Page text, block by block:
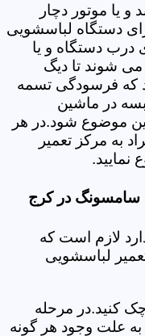
یا موتور دچار
دستگاه لباسشویی
درب دستگاه و یا
شوند تا دیگ
که فرسودگی تسمه
در ماشین
موضوع شود.در هر
به مرکز تعمیر
سامسونگ در کرج
لازم است که
لباسشویی
چک کنید.در مرحله
علت وجود هر گونه